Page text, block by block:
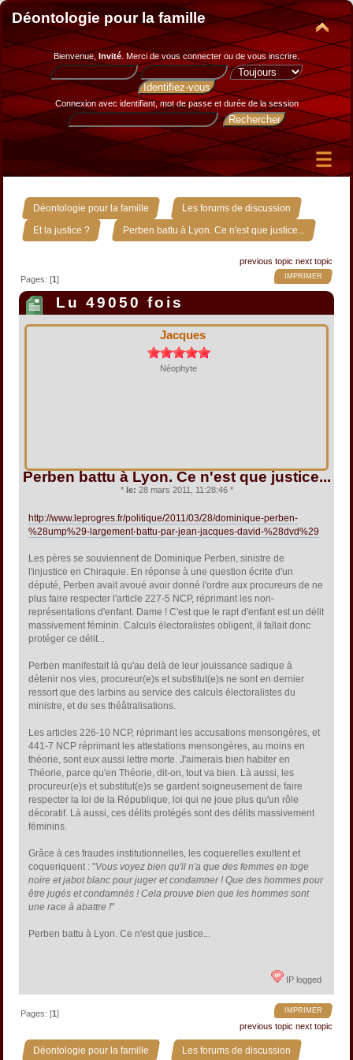
Déontologie pour la famille
Bienvenue, Invité. Merci devous connecter ou de vous inscrire.
Connexion avec identifiant, mot de passe et durée de la session
Déontologie pour la famille » Les forums de discussion »
Et la justice ? » Perben battu à Lyon. Ce n'est que justice...
previous topic next topic
IMPRIMER
Pages: [1]
Lu 49050 fois
Jacques
Néophyte
Perben battu à Lyon. Ce n'est que justice...
* le: 28 mars 2011, 11:28:46 *
http://www.leprogres.fr/politique/2011/03/28/dominique-perben-
%28ump%29-largement-battu-par-jean-jacques-david-%28dvd%29
Les pères se souviennent de Dominique Perben, sinistre de
l'injustice en Chiraquie. En réponse à une question écrite d'un
député, Perben avait avoué avoir donné l'ordre aux procureurs de ne
plus faire respecter l'article 227-5 NCP, réprimant les non-
représentations d'enfant. Dame ! C'est que le rapt d'enfant est un délit
massivement féminin. Calculs électoralistes obligent, il fallait donc
protéger ce délit...
Perben manifestait là qu'au delà de leur jouissance sadique à
détenir nos vies, procureur(e)s et substitut(e)s ne sont en dernier
ressort que des larbins au service des calculs électoralistes du
ministre, et de ses théâtralisations.
Les articles 226-10 NCP, réprimant les accusations mensongères, et
441-7 NCP réprimant les attestations mensongères, au moins en
théorie, sont eux aussi lettre morte. J'aimerais bien habiter en
Théorie, parce qu'en Théorie, dit-on, tout va bien. Là aussi, les
procureur(e)s et substitut(e)s se gardent soigneusement de faire
respecter la loi de la République, loi qui ne joue plus qu'un rôle
décoratif. Là aussi, ces délits protégés sont des délits massivement
féminins.
Grâce à ces fraudes institutionnelles, les coquerelles exultent et
coqueriquent : "Vous voyez bien qu'il n'a que des femmes en toge
noire et jabot blanc pour juger et condamner ! Que des hommes pour
être jugés et condamnés ! Cela prouve bien que les hommes sont
une race à abattre !"
Perben battu à Lyon. Ce n'est que justice...
IP logged
IMPRIMER
Pages: [1]
previous topic next topic
Déontologie pour la famille » Les forums de discussion »